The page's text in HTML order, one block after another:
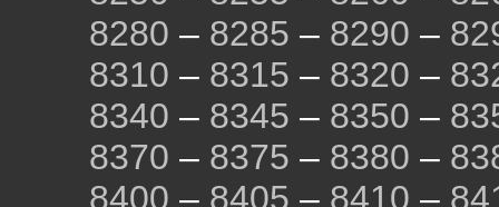
8280 – 8285 – 8290 –
8310 – 8315 – 8320 –
8340 – 8345 – 8350 –
8370 – 8375 – 8380 –
8400 – 8405 – 8410 –